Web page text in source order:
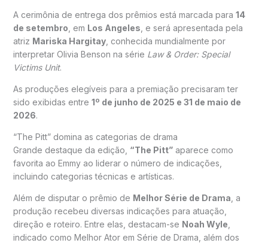
A cerimônia de entrega dos prêmios está marcada para 14
de setembro, em Los Angeles, e será apresentada pela
atriz Mariska Hargitay, conhecida mundialmente por
interpretar Olivia Benson na série Law & Order: Special
Victims Unit.
As produções elegíveis para a premiação precisaram ter
sido exibidas entre 1º de junho de 2025 e 31 de maio de
2026.
“The Pitt” domina as categorias de drama
Grande destaque da edição, “The Pitt”aparece como
favorita ao Emmy ao liderar o número de indicações,
incluindo categorias técnicas e artísticas.
Além de disputar o prêmio de Melhor Série de Drama, a
produção recebeu diversas indicações para atuação,
direção e roteiro. Entre elas, destacam-se Noah Wyle,
indicado como Melhor Ator em Série de Drama, além dos